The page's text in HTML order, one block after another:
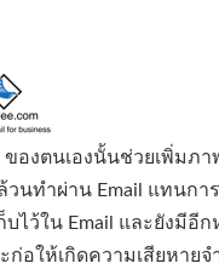
ของตนเองนั้นช่วยเพิ่มภ
นทำผ่าน Email แทนกา
ว้ใน Email และยังมีอีก
ก่อให้เกิดความเสียหาย